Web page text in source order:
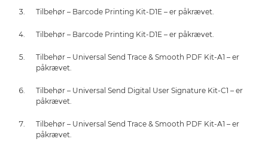
Tilbehør – Barcode Printing Kit-D1E – er påkrævet.
Tilbehør – Barcode Printing Kit-D1E – er påkrævet.
Tilbehør – Universal Send Trace & Smooth PDF Kit-A1 – er
påkrævet.
Tilbehør – Universal Send Digital User Signature Kit-C1 – er
påkrævet.
Tilbehør – Universal Send Trace & Smooth PDF Kit-A1 – er
påkrævet.